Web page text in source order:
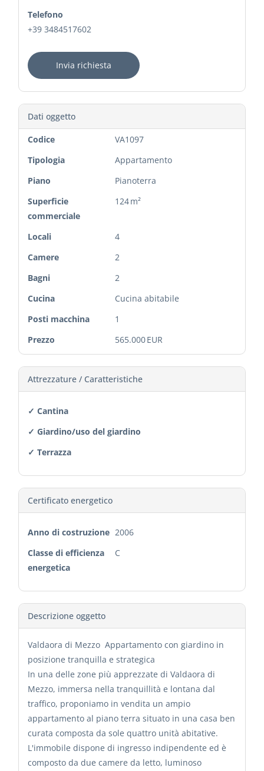
Telefono
+39 3484517602
Invia richiesta
Dati oggetto
Codice
VA1097
Tipologia
Appartamento
Piano
Pianoterra
Superficie
commerciale
124 m²
Locali
4
Camere
2
Bagni
2
Cucina
Cucina abitabile
Posti macchina
1
Prezzo
565.000 EUR
Attrezzature / Caratteristiche
✓ Cantina
✓ Giardino/uso del giardino
✓ Terrazza
Certificato energetico
Anno di costruzione 2006
Classe di efficienza
energetica
C
Descrizione oggetto
Valdaora di Mezzo  Appartamento con giardino in
posizione tranquilla e strategica
In una delle zone più apprezzate di Valdaora di
Mezzo, immersa nella tranquillità e lontana dal
traffico, proponiamo in vendita un ampio
appartamento al piano terra situato in una casa ben
curata composta da sole quattro unità abitative.
L'immobile dispone di ingresso indipendente ed è
composto da due camere da letto, luminoso